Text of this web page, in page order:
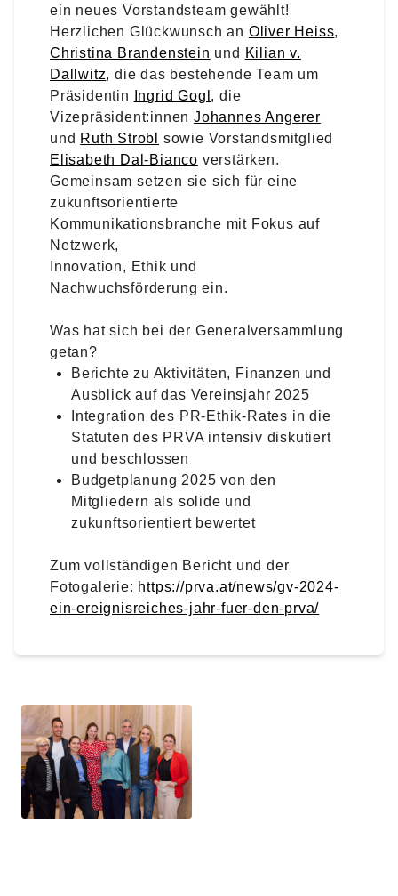
ein neues Vorstandsteam gewählt!
Herzlichen Glückwunsch an Oliver Heiss,
Christina Brandenstein und Kilian v.
Dallwitz, die das bestehende Team um
Präsidentin
Ingrid Gogl , die
Vizepräsident:innenJohannes Angerer
und Ruth Strobl
sowie Vorstandsmitglied
Elisabeth Dal-Bianco verstärken.
Gemeinsam setzen sie sich für eine
zukunftsorientierte
Kommunikationsbranche mit Fokus auf
Netzwerk,
Innovation, Ethik und
Nachwuchsförderung ein.
Was hat sich bei der Generalversammlung
getan?
Berichte zu Aktivitäten, Finanzen und
Ausblick auf das Vereinsjahr 2025
Integration des PR-Ethik-Rates in die
Statuten des PRVA intensiv diskutiert
und beschlossen
Budgetplanung 2025 von den
Mitgliedern als solide und
zukunftsorientiert bewertet
Zum vollständigen Bericht und der
Fotogalerie: https://prva.at/news/gv-2024-
ein-ereignisreiches-jahr-fuer-den-prva/